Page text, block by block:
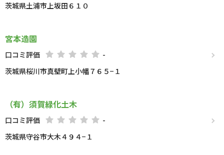
茨城県土浦市上坂田６１０
宮本造園
口コミ評価
-
茨城県桜川市真壁町上小幡７６５−１
（有）須賀緑化土木
口コミ評価
-
茨城県守谷市大木４９４−１